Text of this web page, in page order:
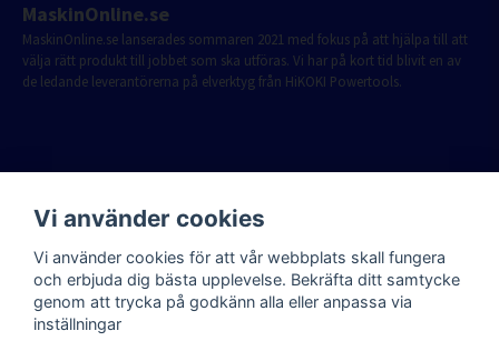
MaskinOnline.se
MaskinOnline.se lanserades sommaren 2021 med fokus på att hjälpa till att
välja rätt produkt till jobbet som ska utföras. Vi har på kort tid blivit en av
de ledande leverantörerna på elverktyg från HiKOKI Powertools.
Vi använder cookies
Vi använder cookies för att vår webbplats skall fungera
och erbjuda dig bästa upplevelse. Bekräfta ditt samtycke
genom att trycka på godkänn alla eller anpassa via
inställningar